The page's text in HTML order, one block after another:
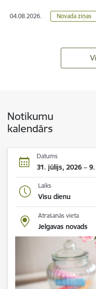
04.08.2026. Novada ziņas
Notikumu
kalendārs
Datums
31. jūlijs, 2026 –
Laiks
Visu dienu
Atrašanās vieta
Jelgavas novads